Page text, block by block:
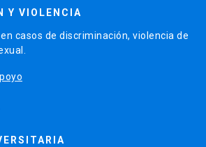
Y VIOLENCIA
casos de discriminación, violencia de